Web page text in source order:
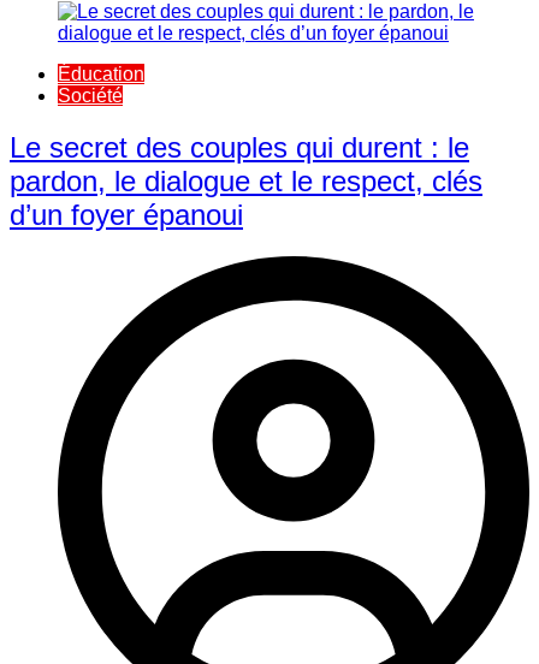
Éducation
Société
Le secret des couples qui durent : le
pardon, le dialogue et le respect, clés
d’un foyer épanoui